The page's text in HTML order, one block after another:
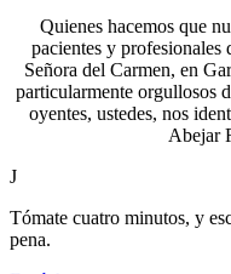
Quienes hacemos que
pacientes y
Señora del Carmen, en
particularmente orgullosos
oyentes, ustedes, nos
Abejar
J
Tómate cuatro minutos, y
pena.